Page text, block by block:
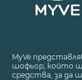
MyVe
шофьор, който
средства, за да